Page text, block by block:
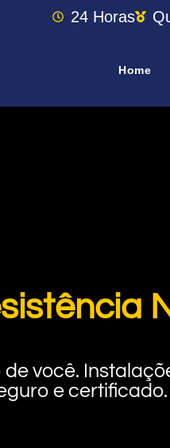
24 Horas
Home
você.
e